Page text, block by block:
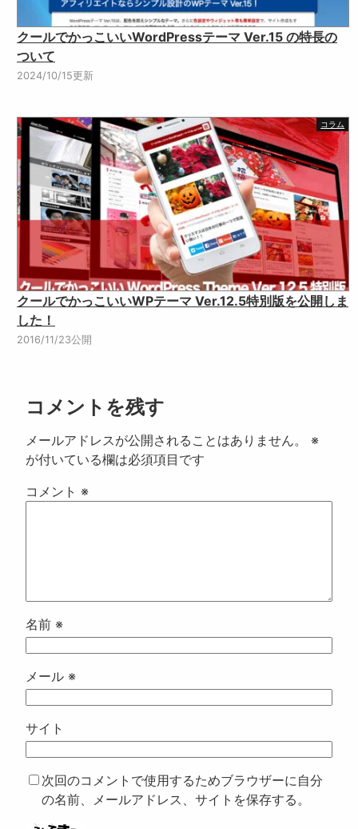
クールでかっこいいWordPressテーマ Ver.15 の特長の
ついて
2024/10/15更新
コラム
クールでかっこいいWPテーマ Ver.12.5特別版を公開しま
した！
2016/11/23公開
コメントを残す
メールアドレスが公開されることはありません。
※
が付いている欄は必須項目です
コメント ※
名前 ※
メール ※
サイト
次回のコメントで使用するためブラウザーに自分
の名前、メールアドレス、サイトを保存する。